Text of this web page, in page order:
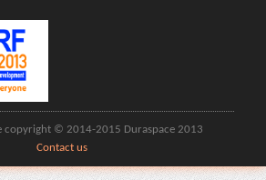
copyright © 2014-2015 Duraspace 2013
Contact us